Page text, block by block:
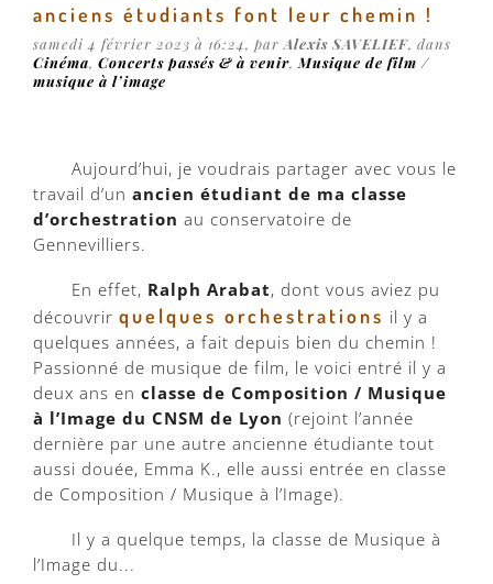
anciens étudiants font leur chemin !
samedi 4 février 2023 à 16:24, par Alexis SAVELIEF, dans
Cinéma, Concerts passés & à venir, Musique de film /
musique à l’image
Aujourd’hui, je voudrais partager avec vous le
travail d’un ancien étudiant de ma classe
d’orchestration au conservatoire de
Gennevilliers.
En effet, Ralph Arabat, dont vous aviez pu
découvrir quelques orchestrations il y a
quelques années, a fait depuis bien du chemin !
Passionné de musique de film, le voici entré il y a
deux ans en classe de Composition / Musique
à l’Image du CNSM de Lyon (rejoint l’année
dernière par une autre ancienne étudiante tout
aussi douée, Emma K., elle aussi entrée en classe
de Composition / Musique à l’Image).
Il y a quelque temps, la classe de Musique à
l’Image du...